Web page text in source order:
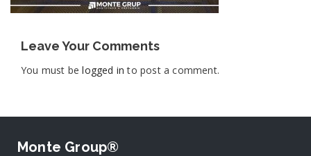
Leave Your Comments
You must belogged in to post a comment.
Monte Group®